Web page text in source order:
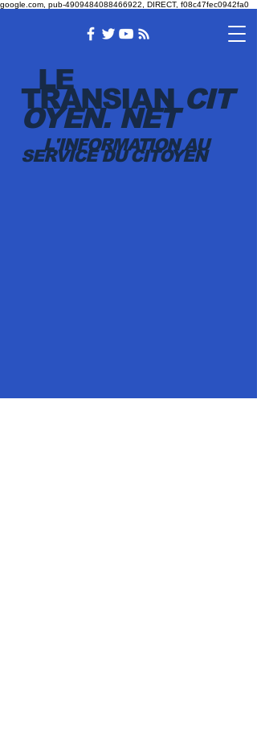
google.com, pub-4909484088466922, DIRECT, f08c47fec0942fa0
LE
TRANSIAN CIT
OYEN.NET
L'INFORMATION AU
SERVICE DU CITOYEN